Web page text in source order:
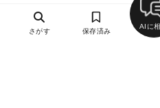
さがす 保存済み
AIに